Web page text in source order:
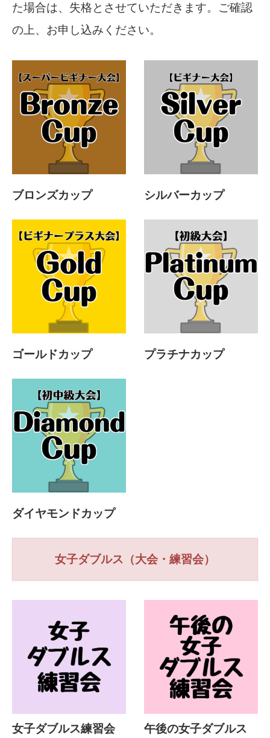
た場合は、失格とさせていただきます。ご確認
の上、お申し込みください。
ブロンズカップ シルバーカップ
ゴールドカップ プラチナカップ
ダイヤモンドカップ
女子ダブルス（大会・練習会）
女子ダブルス練習会
午後の女子ダブルス